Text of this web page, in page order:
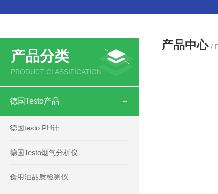
产品分类
PRODUCT CLASSIFICATION
德国Testo产品
德国testo PH计
德国Testo烟气分析仪
食用油品质检测仪
产品中心 /